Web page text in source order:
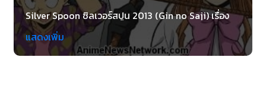
Silver Spoon ซิลเวอร์สปูน 2013 (Gin no Saji) เรื่อง
ราวของ ฮาจิเคน ยูโงะ เด็กวัยหนุ่มผู้ส่งผลการศึกษาเล่า
เรียนดีงาม เขาต้องการแยกจากครอบครัวมาอยู่ด้วยตัว
เองคน เดียว และก็ด้วยความมั่นใจและความเชื่อมั่นใน
แสดงเพิ่ม